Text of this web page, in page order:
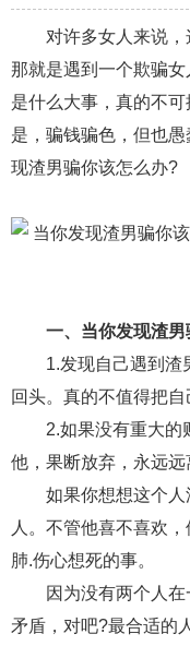
水瓶座男生
天蝎座男生
爱情诗句 狮子
爱情小说 巨蟹座
失恋挽救 情
十二生肖
异地恋 明星
化妆 挽留前任
挽回老公
经营婚姻
产后恢复
对许多女人来说，
那就是遇到一个欺骗
是什么大事，真的不
是，骗钱骗色，但也
现渣男骗你该怎么办?
一、当你发现渣男
1.发现自己遇到渣
回头。真的不值得把自
2.如果没有重大的财
他，果断放弃，永远远
如果你想想这个人
人。不管他喜不喜欢
肺.伤心想死的事。
因为没有两个人在
矛盾，对吧?最合适的